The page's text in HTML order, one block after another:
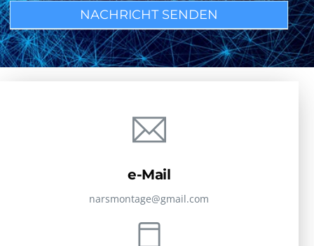
NACHRICHT SENDEN
e-Mail
narsmontage@gmail.com